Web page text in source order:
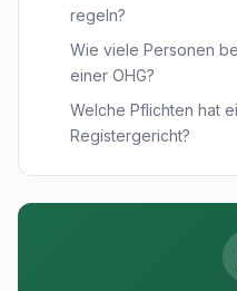
regeln?
Wie viele Personen
einer OHG?
Welche Pflichten hat
Registergericht?